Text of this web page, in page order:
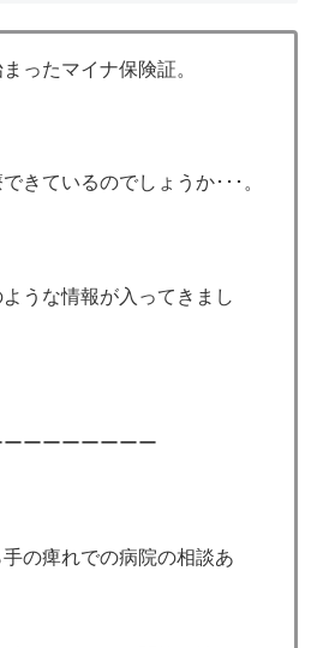
ったマイナ保険証。
きているのでしょうか･･･。
うな情報が入ってきまし
ーーーーーーー
の痺れでの病院の相談あ